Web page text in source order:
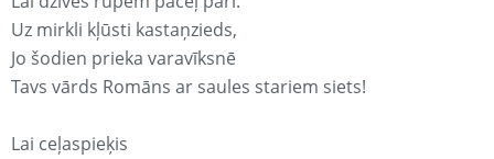
Uz mirkli kļūsti kastaņzieds,
Jo šodien prieka varavīksnē
Tavs vārds Romāns ar saules stariem siets!
Lai ceļaspieķis